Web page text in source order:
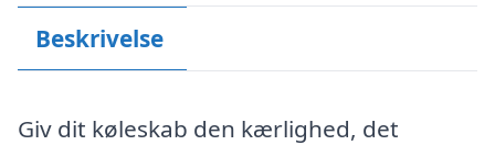
Beskrivelse
Giv dit køleskab den kærlighed, det